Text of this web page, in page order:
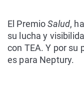
El PremioSalud,
su lucha y
con TEA. Y por su
es para Neptury.